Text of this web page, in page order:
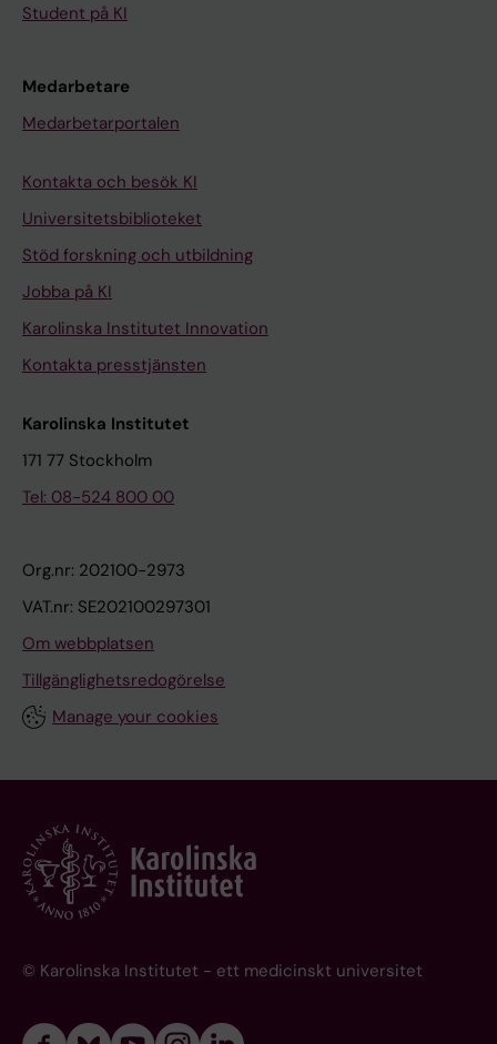
Student på KI
Medarbetare
Medarbetarportalen
Kontakta och besök KI
Universitetsbiblioteket
Stöd forskning och utbildning
Jobba på KI
Karolinska Institutet Innovation
Kontakta presstjänsten
Karolinska Institutet
171 77 Stockholm
Tel: 08-524 800 00
Org.nr: 202100-2973
VAT.nr: SE202100297301
Om webbplatsen
Tillgänglighetsredogörelse
Manage your cookies
© Karolinska Institutet - ett medicinskt universitet